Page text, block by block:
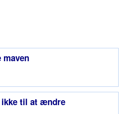
maven
ikke til at ændre